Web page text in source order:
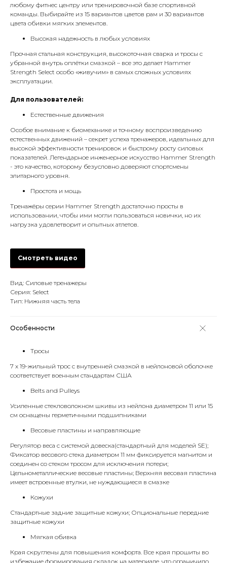
любому фитнес центру или тренировочной базе спортивной
команды. Выбирайте из 15 вариантов цветов рам и 30 вариантов
цвета обивки мягких элементов.
Высокая надежность в любых условиях
Прочная стальная конструкция, высокоточная сварка и тросы с
убранной внутрь оплётки смазкой – все это делает Hammer
Strength Select особо «живучим» в самых сложных условиях
эксплуатации.
Для пользователей:
Естественные движения
Особое внимание к биомеханике и точному воспроизведению
естественных движений – секрет успеха тренажеров, идеальных для
высокой эффективности тренировок и быстрому росту силовых
показателей. Легендарное инженерное искусство Hammer Strength
- это качество, которому безусловно доверяют спортсмены
элитарного уровня.
Простота и мощь
Тренажёры серии Hammer Strength достаточно просты в
использовании, чтобы ими могли пользоваться новички, но их
нагрузка удовлетворит и опытных атлетов.
Смотреть видео
Вид: Силовые тренажеры
Серия: Select
Тип: Нижняя часть тела
Особенности
Тросы
7 х 19-жильный трос с внутренней смазкой в нейлоновой оболочке
соответствует военным стандартам США
Belts and Pulleys
Усиленные стекловолокном шкивы из нейлона диаметром 11 или 15
см оснащены герметичными подшипниками
Весовые пластины и направляющие
Регулятор веса с системой довеска(стандартный для моделей SE);
Фиксатор весового стека диаметром 11 мм фиксируется магнитом и
соединен со стеком тросом для исключения потери;
Цельнометаллические весовые пластины; Верхняя весовая пластина
имеет встроенные втулки, не нуждающиеся в смазке
Кожухи
Стандартные задние защитные кожухи; Опциональные передние
защитные кожухи
Мягкая обивка
Края скруглены для повышения комфорта. Все края прошиты во
избежание формирования складок на материале, что ограничило